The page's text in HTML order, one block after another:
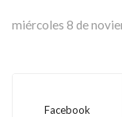
miércoles 8 de
Facebook